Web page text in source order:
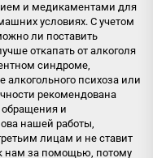
и медикаментами для
условиях. С учетом
ли поставить
откапать от алкоголя
синдроме,
алкогольного психоза или
рекомендована
обращения и
нашей работы,
лицам и не ставит
нам за помощью, потому